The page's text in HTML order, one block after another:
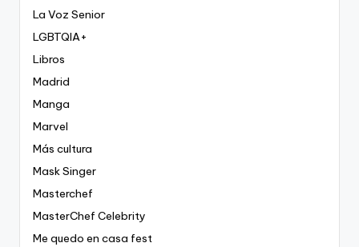
La Voz Senior
LGBTQIA+
Libros
Madrid
Manga
Marvel
Más cultura
Mask Singer
Masterchef
MasterChef Celebrity
Me quedo en casa fest